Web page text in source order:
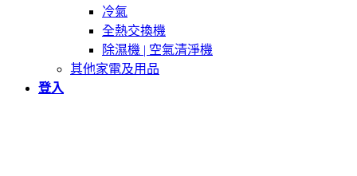
冷氣
全熱交換機
除濕機 | 空氣清淨機
其他家電及用品
登入